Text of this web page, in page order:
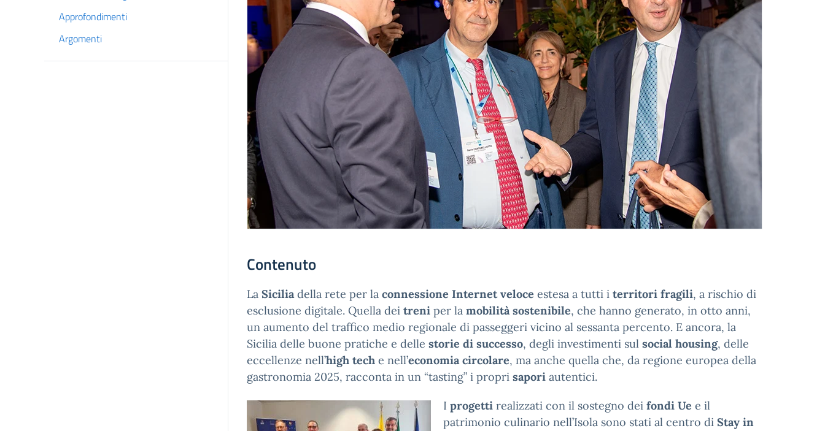
Approfondimenti
Argomenti
Contenuto
La Siciliadella rete per la connessione Internet veloce estesa a tutti i territori fragili, a rischio di
esclusione digitale. Quella dei treni per la mobilità sostenibile, che hanno generato, in otto anni,
un aumento del traffico medio regionale di passeggeri vicino al sessanta percento. E ancora, la
Sicilia delle buone pratiche e delle storie di successo, degli investimenti sul social housing, delle
eccellenze nell’high tech e nell’economia circolare, ma anche quella che, da regione europea della
gastronomia 2025, racconta in un “tasting” i propri sapori autentici.
I progetti realizzati con il sostegno dei fondi Ue e il
patrimonio culinario nell’Isola sono stati al centro di Stay in